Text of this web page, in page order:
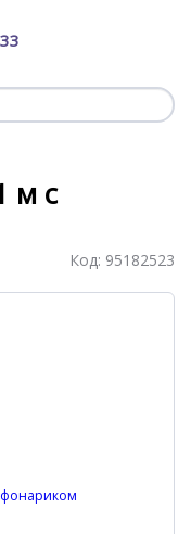
м с
Код: 95182523